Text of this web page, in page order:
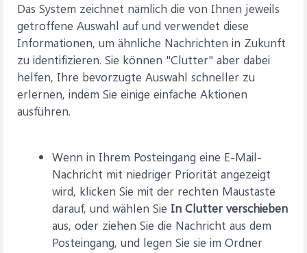
Das System zeichnet nämlich die von Ihnen jeweils
getroffene Auswahl auf und verwendet diese
Informationen, um ähnliche Nachrichten in Zukunft
zu identifizieren. Sie können "Clutter" aber dabei
helfen, Ihre bevorzugte Auswahl schneller zu
erlernen, indem Sie einige einfache Aktionen
ausführen.
Wenn in Ihrem Posteingang eine E-Mail-
Nachricht mit niedriger Priorität angezeigt
wird, klicken Sie mit der rechten Maustaste
darauf, und wählen Sie In Clutter verschieben
aus, oder ziehen Sie die Nachricht aus dem
Posteingang, und legen Sie sie im Ordner